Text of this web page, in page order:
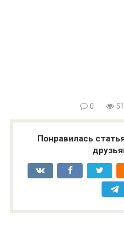
0
Понравилась